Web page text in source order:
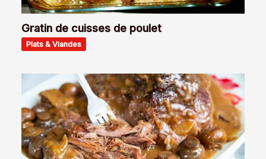
Gratin de cuisses de poulet
Plats & Viandes